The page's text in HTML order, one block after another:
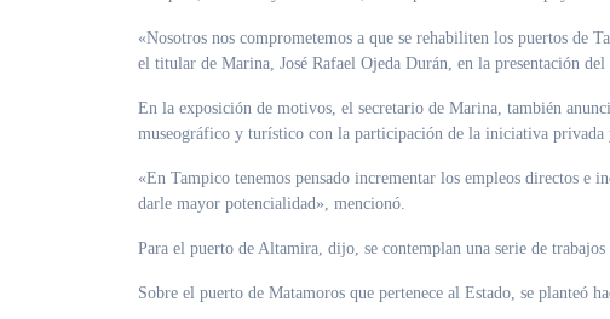
«Nosotros nos comprometemos a que se rehabiliten los puertos
el titular de Marina, José Rafael Ojeda Durán, en la presentación
En la exposición de motivos, el secretario de Marina, también
museográfico y turístico con la participación de la iniciativa privada
«En Tampico tenemos pensado incrementar los empleos directos
darle mayor potencialidad», mencionó.
Para el puerto de Altamira, dijo, se contemplan una serie de trabajos
Sobre el puerto de Matamoros que pertenece al Estado, se planteó